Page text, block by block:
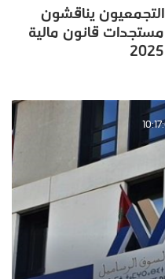
التجمعيون يناقشون
مستجدات قانون مالية
2025